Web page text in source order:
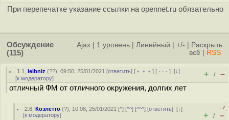
При перепечатке указание ссылки на opennet.ru обязательно
Обсуждение
(115)
Ajax 1 уровень Линейный +/-
Раскрыть
всё
RSS
1.1 ,leibniz (??), 09:50, 25/01/2021 [ответить] [ ﹢﹢﹢] [ · · ·][↓]
[к модератору] + / –
отличный ФМ от отличного окружения, долгих лет
2.6 ,Козлетто (?), 10:08, 25/01/2021 [^] [^^] [^^^] [ответить][↓]
[к модератору]
–7
+ / –